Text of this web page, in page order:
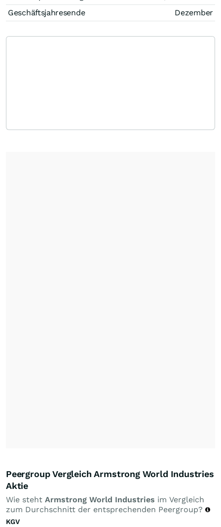
Geschäftsjahresende
Dezember
Peergroup Vergleich Armstrong World Industries
Aktie
Wie steht Armstrong World Industries im Vergleich
zum Durchschnitt der entsprechenden Peergroup?
KGV